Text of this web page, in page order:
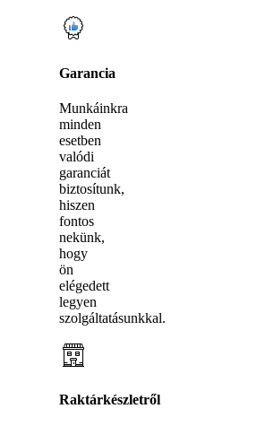
Garancia
Munkáinkra
minden
esetben
valódi
garanciát
biztosítunk,
hiszen
fontos
nekünk,
hogy
ön
elégedett
legyen
szolgáltatásunkkal.
Raktárkészletről